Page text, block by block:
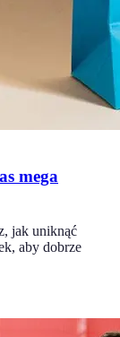
mega
jak uniknąć
aby dobrze